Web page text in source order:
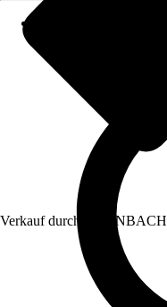
Verkauf durch: HORNBACH